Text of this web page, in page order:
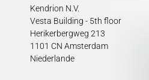
Kendrion N.V.
Vesta Building - 5th floor
Herikerbergweg 213
1101 CN Amsterdam
Niederlande